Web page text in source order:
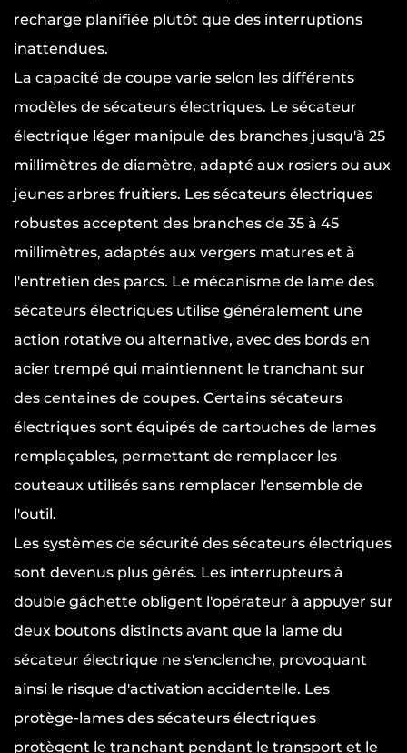
recharge planifiée plutôt que des interruptions
inattendues.
La capacité de coupe varie selon les différents
modèles de sécateurs électriques. Le sécateur
électrique léger manipule des branches jusqu'à 25
millimètres de diamètre, adapté aux rosiers ou aux
jeunes arbres fruitiers. Les sécateurs électriques
robustes acceptent des branches de 35 à 45
millimètres, adaptés aux vergers matures et à
l'entretien des parcs. Le mécanisme de lame des
sécateurs électriques utilise généralement une
action rotative ou alternative, avec des bords en
acier trempé qui maintiennent le tranchant sur
des centaines de coupes. Certains sécateurs
électriques sont équipés de cartouches de lames
remplaçables, permettant de remplacer les
couteaux utilisés sans remplacer l'ensemble de
l'outil.
Les systèmes de sécurité des sécateurs électriques
sont devenus plus gérés. Les interrupteurs à
double gâchette obligent l'opérateur à appuyer sur
deux boutons distincts avant que la lame du
sécateur électrique ne s'enclenche, provoquant
ainsi le risque d'activation accidentelle. Les
protège-lames des sécateurs électriques
protègent le tranchant pendant le transport et le